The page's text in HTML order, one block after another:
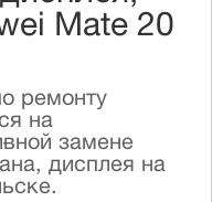
Mate 20
ремонту
на
замене
дисплея на